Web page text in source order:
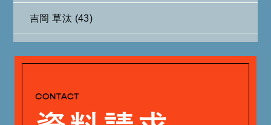
2024年6月 (12)
吉岡 草汰 (43)
戸田 好紀 (81)